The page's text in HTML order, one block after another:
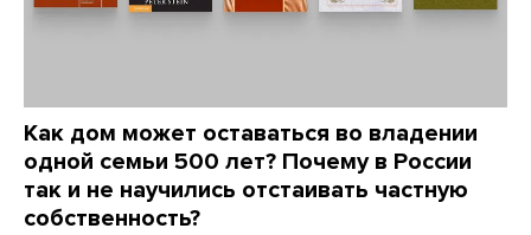
Как дом может оставаться во владении
одной семьи 500 лет? Почему в России
так и не научились отстаивать частную
собственность?